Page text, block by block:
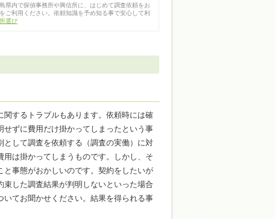
県内で探偵事務所や興信所に、はじめて調査依頼をお
ご利用ください。依頼知識を予め知る事で安心して利
選び
するトラブルもあります。依頼時には確
ずに費用だけ掛かってしまったという事
して調査を依頼する（調査の実働）に対
は掛かってしまうものです。しかし、そ
事態がおかしいのです。契約をしたいが
した調査結果が判明しないといった場合
てお聞かせください。結果を得られる事